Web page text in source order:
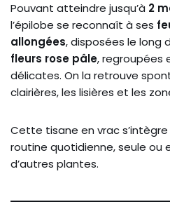
Pouvant atteindre jusqu’à 2
l’épilobe se reconnaît à ses
allongées, disposées le long
fleurs rose pâle, regroupées
délicates. On la retrouve
clairières, les lisières et les
Cette tisane en vrac
routine quotidienne, seule ou
d’autres plantes.